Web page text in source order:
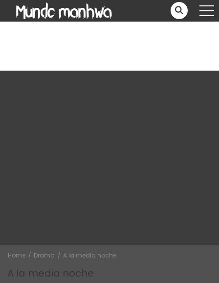
Home Drama A la media noche
A la media noche